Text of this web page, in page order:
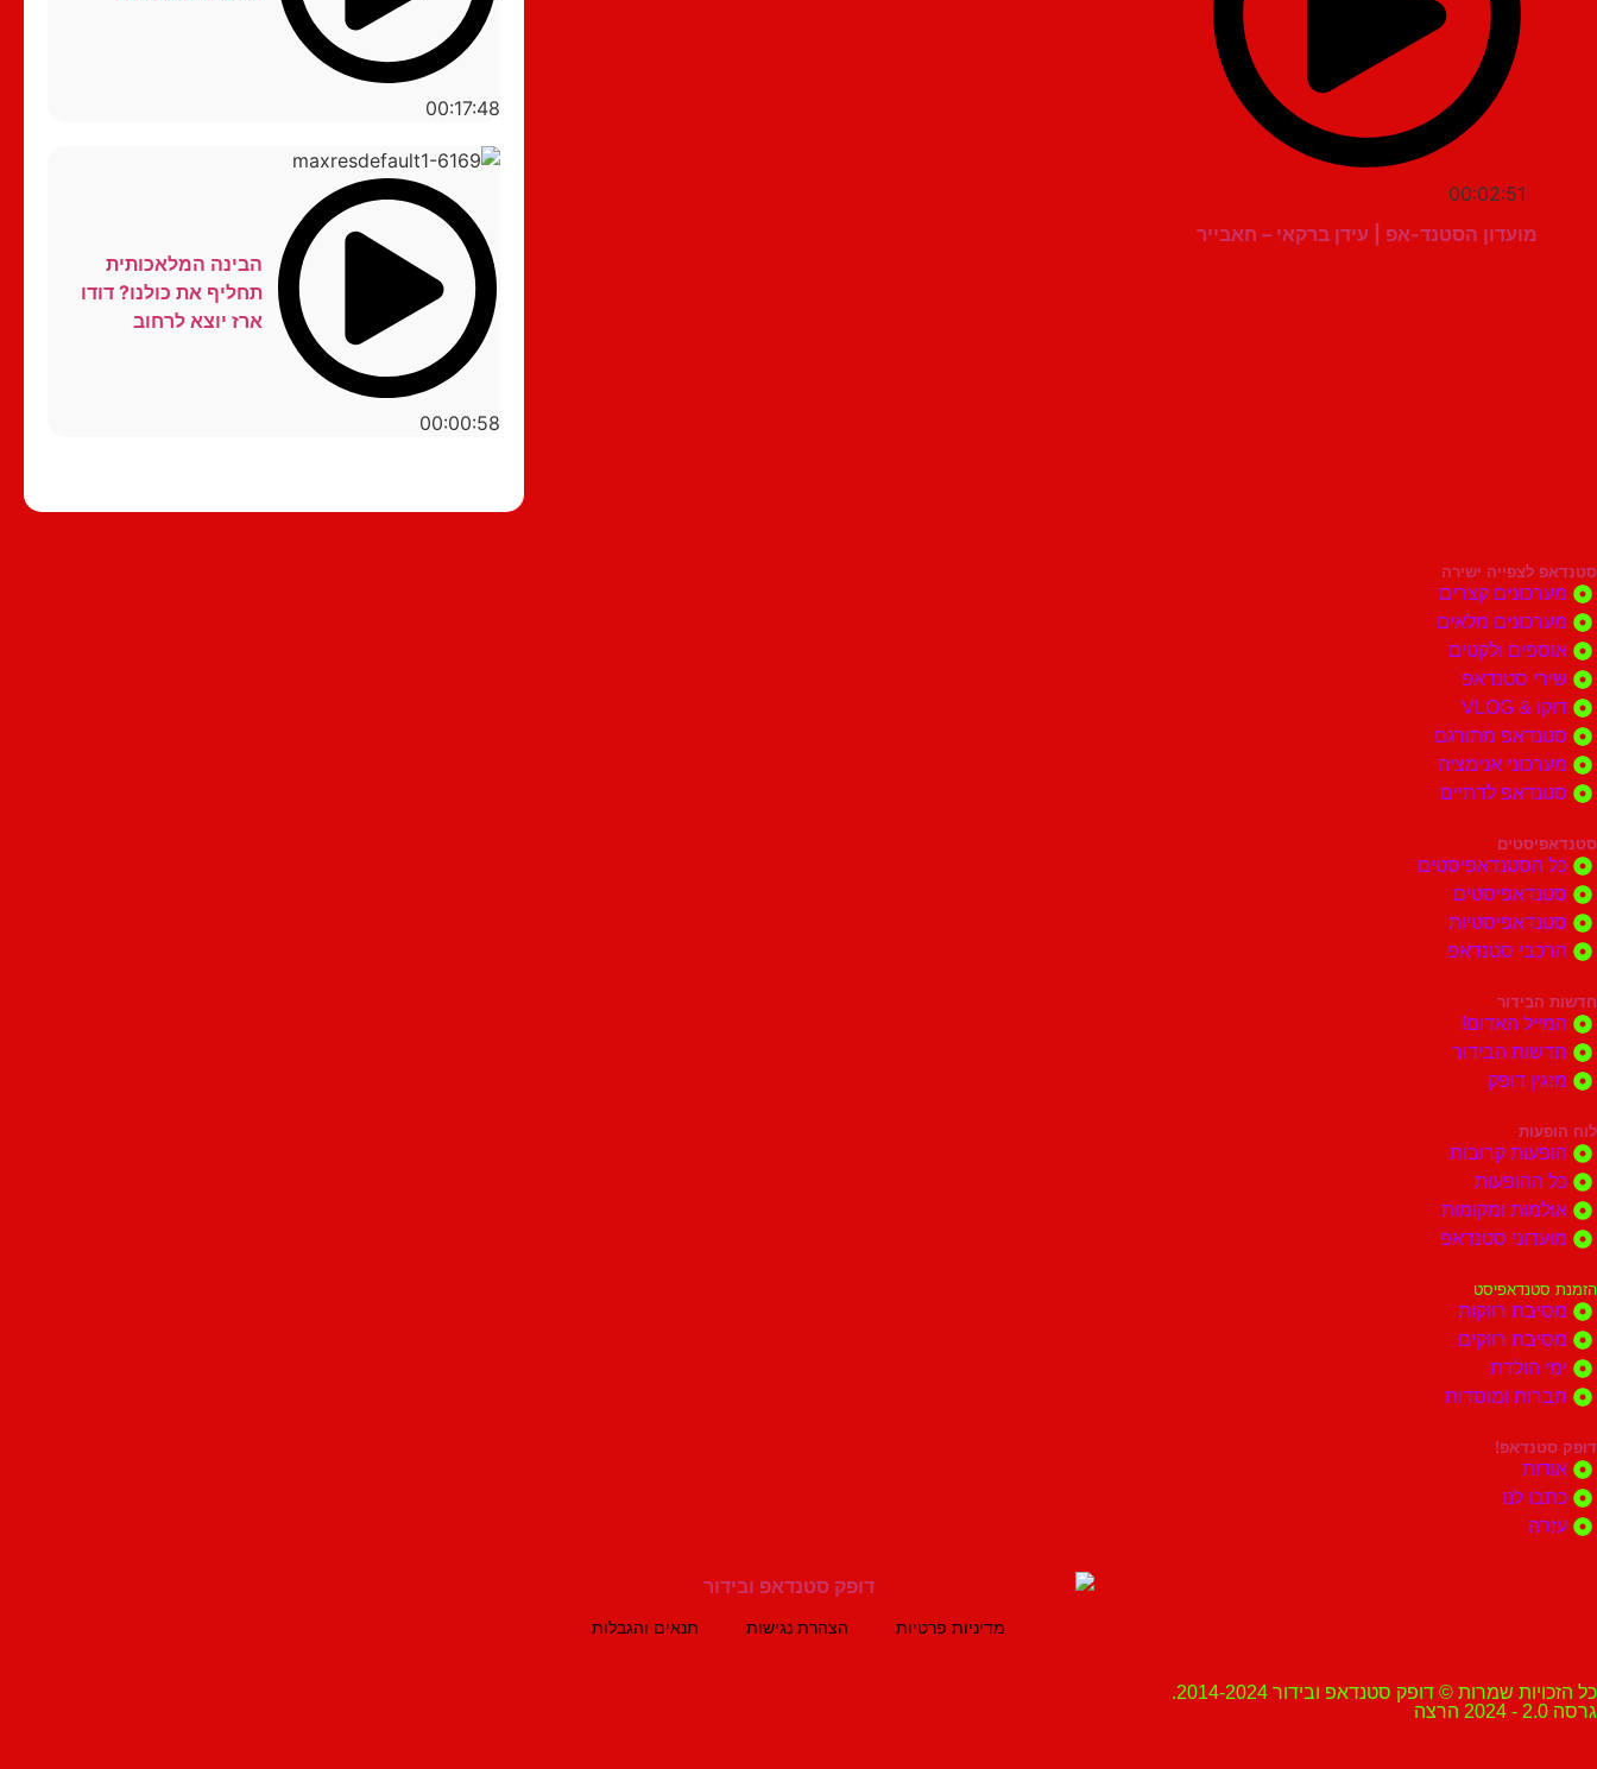
00:02:51
מועדון הסטנד-אפ | עידן ברקאי – חאבייר
00:17:48
00:00:58
הבינה המלאכותית
תחליף את כולנו? דודו
ארז יוצא לרחוב
סטנדאפ לצפייה ישירה
מערכונים קצרים
מערכונים מלאים
אוספים ולקטים
שירי סטנדאפ
דוקו & VLOG
סטנדאפ מתורגם
מערכוני אנימציה
סטנדאפ לדתיים
סטנדאפיסטים
כל הסטנדאפיסטים
סטנדאפיסטים
סטנדאפיסטיות
הרכבי סטנדאפ
חדשות הבידור
המייל האדום!
חדשות הבידור
מזגין דופק
לוח הופעות
הופעות קרובות
כל ההופעות
אולמות ומקומות
מועדוני סטנדאפ
הזמנת סטנדאפיסט
מסיבת רווקות
מסיבת רווקים
ימי הולדת
חברות ומוסדות
דופק סטנדאפ!
אודות
כתבו לנו
עזרה
מדיניות פרטיות הצהרת נגישות תנאים והגבלות
כל הזכויות שמרות © דופק סטנדאפ ובידור 2014-2024.
גרסה 2.0 - 2024 הרצה